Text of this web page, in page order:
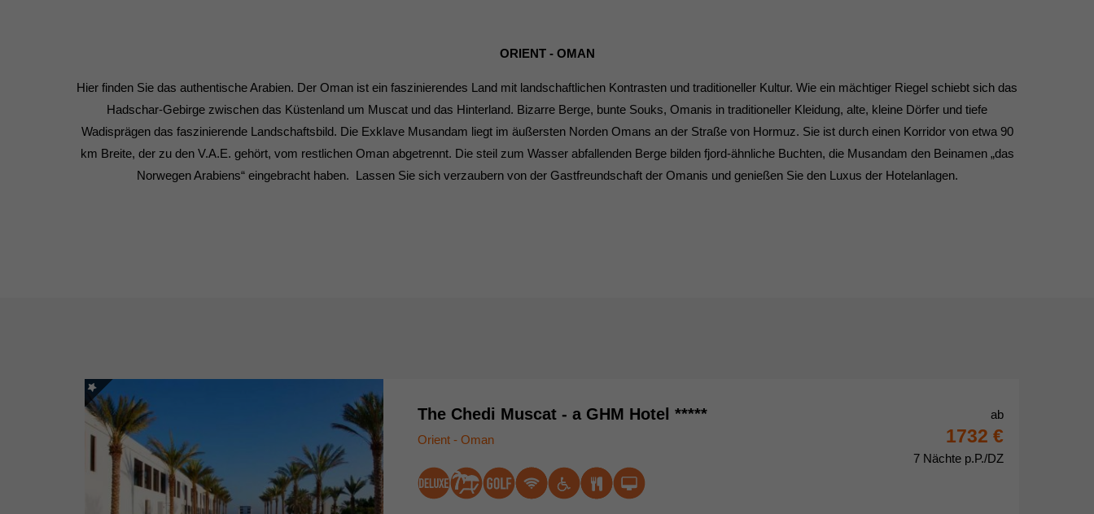
ORIENT - OMAN
Hier finden Sie das authentische Arabien. Der Oman ist ein faszinierendes Land mit landschaftlichen Kontrasten und traditioneller Kultur. Wie ein mächtiger Riegel schiebt sich das
Hadschar-Gebirge zwischen das Küstenland um Muscat und das Hinterland. Bizarre Berge, bunte Souks, Omanis in traditioneller Kleidung, alte, kleine Dörfer und tiefe
Wadisprägen das faszinierende Landschaftsbild. Die Exklave Musandam liegt im äußersten Norden Omans an der Straße von Hormuz. Sie ist durch einen Korridor von etwa 90
km Breite, der zu den V.A.E. gehört, vom restlichen Oman abgetrennt. Die steil zum Wasser abfallenden Berge bilden fjord-ähnliche Buchten, die Musandam den Beinamen „das
Norwegen Arabiens“ eingebracht haben. Lassen Sie sich verzaubern von der Gastfreundschaft der Omanis und genießen Sie den Luxus der Hotelanlagen.
The Chedi Muscat - a GHM Hotel *****
Orient - Oman
ab
1732 €
7 Nächte p.P./DZ